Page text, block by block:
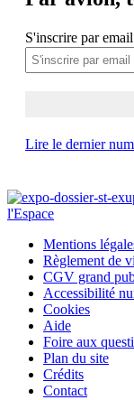
S'inscrire par
Lire le dernier
Mentions
Règlement de
CGV grand
Accessibilité
Cookies
Aide
Foire aux
Plan du site
Crédits
Contact